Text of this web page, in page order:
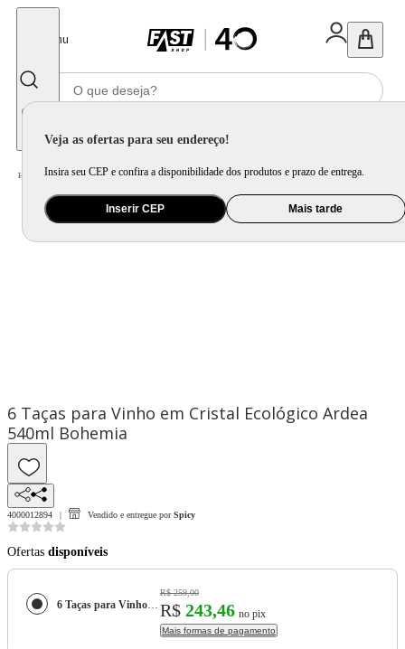
Menu
Veja as ofertas para seu endereço!
Insira seu CEP e confira a disponibilidade dos produtos e prazo de entrega.
Inserir CEP Mais tarde
Home Utilidade Doméstica Bar / Copo e Taça para Bebida
6 Taças para Vinho em Cristal Ecológico Ardea
540ml Bohemia
4000012894 Vendido e entregue por Spicy
Ofertas disponíveis
6 Taças para Vinho em Cristal Ecológico Ardea 540ml Bohemia
R$ 259,00
R$ 243,46 no pix
Mais formas de pagamento